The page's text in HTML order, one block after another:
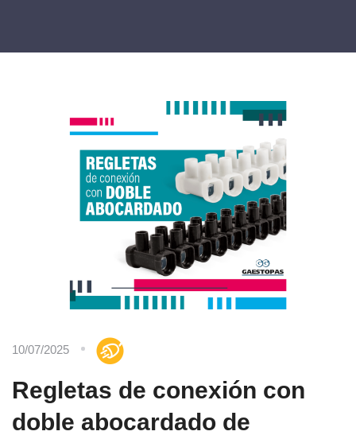
10/07/2025
Regletas de conexión con
doble abocardado de